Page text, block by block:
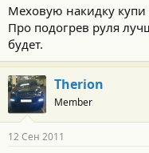
Меховую накидку
Про подогрев руля
будет.
Therion
Member
12 Сен 2011